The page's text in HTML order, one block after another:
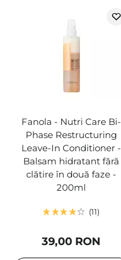
Fanola - Nutri Care Bi-
Phase Restructuring
Leave-In Conditioner -
Balsam hidratant fără
clătire în două faze -
200ml
11
39,00 RON